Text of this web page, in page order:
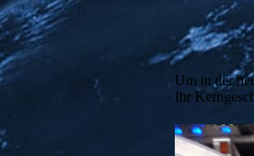
Um in der
Ihr